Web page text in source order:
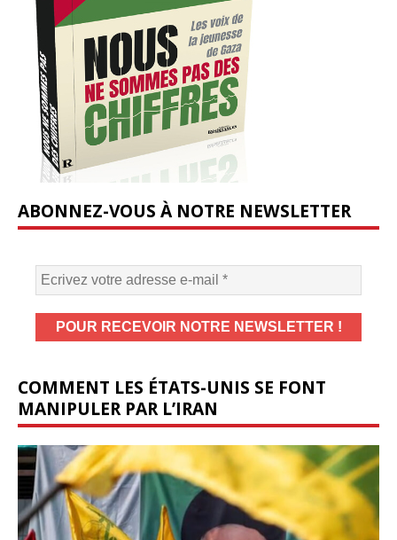
ABONNEZ-VOUS À NOTRE NEWSLETTER
COMMENT LES ÉTATS-UNIS SE FONT
MANIPULER PAR L’IRAN